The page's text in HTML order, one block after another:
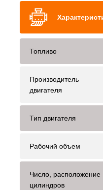
Топливо
Производитель
двигателя
Тип двигателя
Рабочий объем
Число, расположение
цилиндров